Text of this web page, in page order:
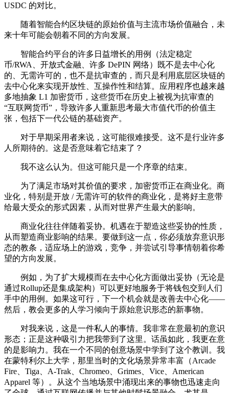
USDC 的对比。
随着智能合约区块链的原始价值与主流市场价值融合，未
来十年可能会朝着不同的方向发展。
智能合约平台的许多日益增长的用例（法定稳定
币/RWA、开放式金融、许多 DePIN 网络）既不是去中心化
的、无需许可的，也不是抗审查的，而只是利用底层区块链的
去中心化来实现开放性、互操作性和结算。应用程序也越来越
多地抽象 L1 加密货币，这些货币在历史上被视为抗审查的
“互联网货币”，导致许多人重新思考最大市值代币的价值主
张，包括下一代公链的基础资产。
对于早期采用者来说，这可能很难接受。这不是行业许多
人所期待的。这是否意味着它结束了？
我不这么认为。但这可能只是一个序章的结束。
为了满足市场对其价值的要求，加密货币正在商业化。商
业化，特别是开放 / 无需许可的软件的商业化，是将好主意带
给最大受众的形式因素，从而对世界产生最大的影响。
商业化往往伴随着妥协。机遇在于塑造这些妥协的性质，
从而塑造商业影响的结果。要做到这一点，你必须放弃意识形
态的教条，适应场上的游戏，竞争，并尝试引导事情朝着你希
望的方向发展。
例如，为了扩大规模而在去中心化方面做出妥协（无论是
通过Rollup还是集成架构）可以更好地服务于将钱包交到人们
手中的用例。如果这可行，下一个机会就是改善去中心化——
然后，教会更多的人学习倾向于原始意识形态的新事物。
对我来说，这是一件私人的事情。我非常在意最初的意识
形态；正是这种吸引力把我带到了这里。话虽如此，我更在意
的是影响力。我在一个不同的创意场景中学到了这个教训。我
在蒙特利尔上大学，那里当时的文化场景异常丰富（Arcade
Fire、Tiga、A-Trak、Chromeo、Grimes、Vice、American
Apparel 等）。从这个当地场景中涌现出来的事物也迅速走向